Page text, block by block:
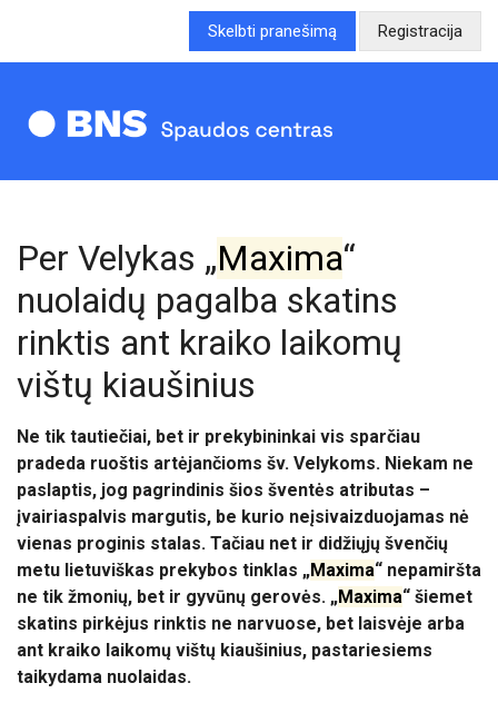
Skelbti pranešimą Registracija
Per Velykas „Maxima“
nuolaidų pagalba skatins
rinktis ant kraiko laikomų
vištų kiaušinius
Ne tik tautiečiai, bet ir prekybininkai vis sparčiau
pradeda ruoštis artėjančioms šv. Velykoms. Niekam ne
paslaptis, jog pagrindinis šios šventės atributas –
įvairiaspalvis margutis, be kurio neįsivaizduojamas nė
vienas proginis stalas. Tačiau net ir didžiųjų švenčių
metu lietuviškas prekybos tinklas „Maxima“ nepamiršta
ne tik žmonių, bet ir gyvūnų gerovės. „Maxima“ šiemet
skatins pirkėjus rinktis ne narvuose, bet laisvėje arba
ant kraiko laikomų vištų kiaušinius, pastariesiems
taikydama nuolaidas.